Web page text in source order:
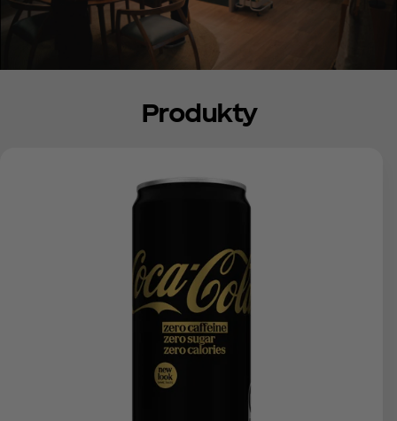
Produkty